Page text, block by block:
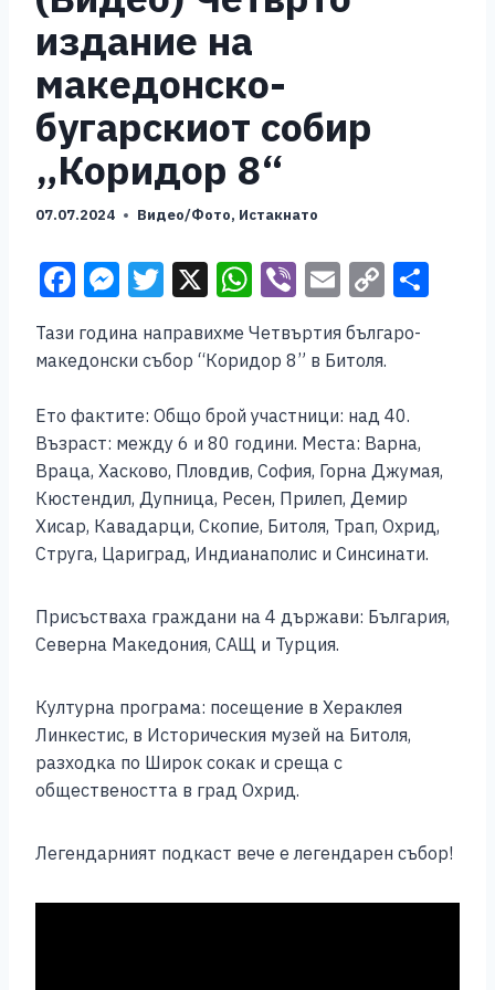
издание на
македонско-
бугарскиот собир
„Коридор 8“
07.07.2024 Видео/Фото, Истакнато
F
c
e
b
o
o
k
M
ss
n
g
er
T
tt
er
X W
h
at
s
A
p
p
Vi
er
E
m
ai
C
p
Li
n
k
Тази година направихме Четвъртия българо-
македонски събор “Коридор 8” в Битоля.
Ето фактите: Общо брой участници: над 40.
Възраст: между 6 и 80 години. Места: Варна,
Враца, Хасково, Пловдив, София, Горна Джумая,
Кюстендил, Дупница, Ресен, Прилеп, Демир
Хисар, Кавадарци, Скопие, Битоля, Трап, Охрид,
Струга, Цариград, Индианаполис и Синсинати.
Присъстваха граждани на 4 държави: България,
Северна Македония, САЩ и Турция.
Културна програма: посещение в Хераклея
Линкестис, в Историческия музей на Битоля,
разходка по Широк сокак и среща с
обществеността в град Охрид.
Легендарният подкаст вече е легендарен събор!